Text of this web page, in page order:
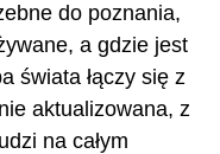
do poznania,
a gdzie jest
świata łączy się z
aktualizowana, z
na całym